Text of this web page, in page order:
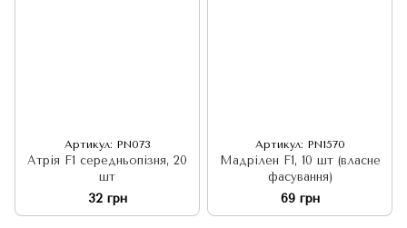
Артикул: PN073
Атрія F1 середньопізня, 20
шт
32 грн
Артикул: PN1570
Мадрілен F1, 10 шт (власне
фасування)
69 грн